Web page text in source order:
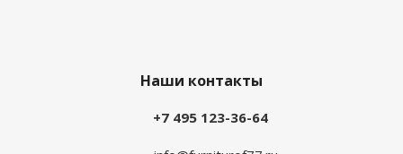
Наши контакты
+7 495 123-36-64